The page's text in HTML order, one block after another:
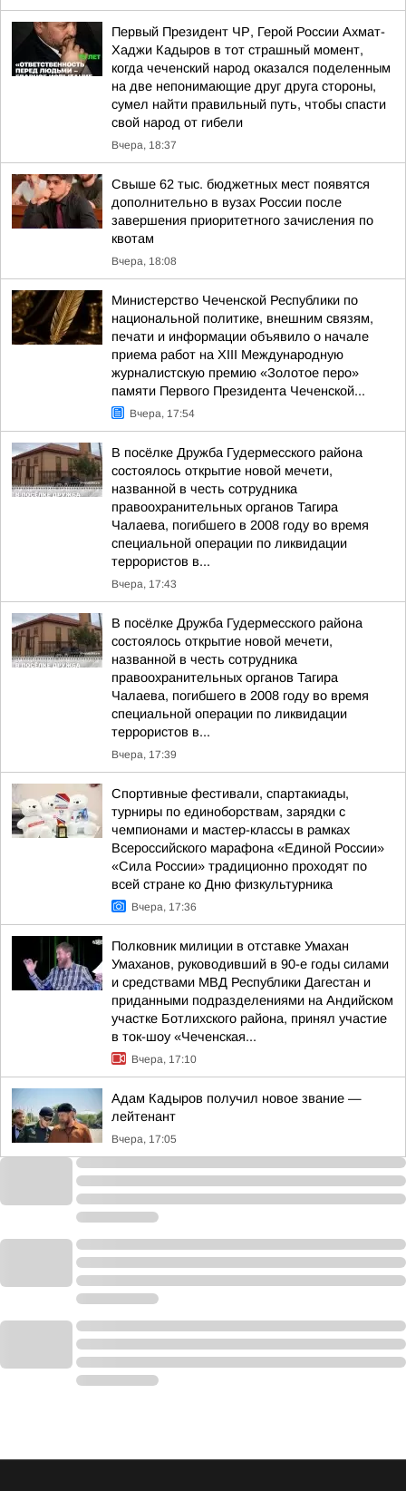
Первый Президент ЧР, Герой России Ахмат-
Хаджи Кадыров в тот страшный момент,
когда чеченский народ оказался поделенным
на две непонимающие друг друга стороны,
сумел найти правильный путь, чтобы спасти
свой народ от гибели
Вчера, 18:37
Свыше 62 тыс. бюджетных мест появятся
дополнительно в вузах России после
завершения приоритетного зачисления по
квотам
Вчера, 18:08
Министерство Чеченской Республики по
национальной политике, внешним связям,
печати и информации объявило о начале
приема работ на XIII Международную
журналистскую премию «Золотое перо»
памяти Первого Президента Чеченской...
Вчера, 17:54
В посёлке Дружба Гудермесского района
состоялось открытие новой мечети,
названной в честь сотрудника
правоохранительных органов Тагира
Чалаева, погибшего в 2008 году во время
специальной операции по ликвидации
террористов в...
Вчера, 17:43
В посёлке Дружба Гудермесского района
состоялось открытие новой мечети,
названной в честь сотрудника
правоохранительных органов Тагира
Чалаева, погибшего в 2008 году во время
специальной операции по ликвидации
террористов в...
Вчера, 17:39
Спортивные фестивали, спартакиады,
турниры по единоборствам, зарядки с
чемпионами и мастер-классы в рамках
Всероссийского марафона «Единой России»
«Сила России» традиционно проходят по
всей стране ко Дню физкультурника
Вчера, 17:36
Полковник милиции в отставке Умахан
Умаханов, руководивший в 90-е годы силами
и средствами МВД Республики Дагестан и
приданными подразделениями на Андийском
участке Ботлихского района, принял участие
в ток-шоу «Чеченская...
Вчера, 17:10
Адам Кадыров получил новое звание —
лейтенант
Вчера, 17:05